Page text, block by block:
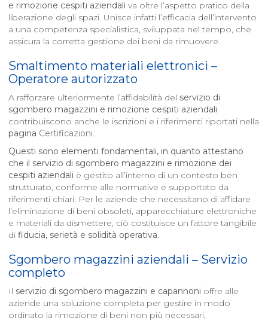
e rimozione cespiti aziendali va oltre l’aspetto pratico della
liberazione degli spazi. Unisce infatti l’efficacia dell’intervento
a una competenza specialistica, sviluppata nel tempo, che
assicura la corretta gestione dei beni da rimuovere.
Smaltimento materiali elettronici –
Operatore autorizzato
A rafforzare ulteriormente l’affidabilità del servizio di
sgombero magazzini e rimozione cespiti aziendali
contribuiscono anche le iscrizioni e i riferimenti riportati nella
pagina Certificazioni.
Questi sono elementi fondamentali, in quanto attestano
che il servizio di sgombero magazzini e rimozione dei
cespiti aziendali è gestito all’interno di un contesto ben
strutturato, conforme alle normative e supportato da
riferimenti chiari. Per le aziende che necessitano di affidare
l’eliminazione di beni obsoleti, apparecchiature elettroniche
e materiali da dismettere, ciò costituisce un fattore tangibile
di fiducia, serietà e solidità operativa.
Sgombero magazzini aziendali – Servizio
completo
Il servizio di sgombero magazzini e capannoni offre alle
aziende una soluzione completa per gestire in modo
ordinato la rimozione di beni non più necessari,